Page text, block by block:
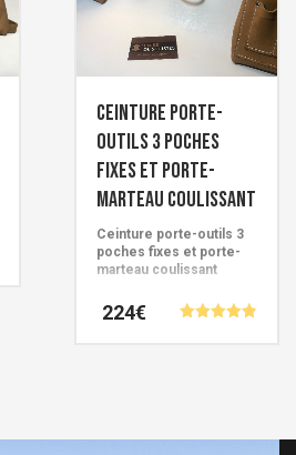
peuvent
être
choisies
produit
Ceinture porte-
outils 3 poches
fixes et Porte-
marteau coulissant
Ceinture porte-outils 3
poches fixes et porte-
marteau coulissant
Création française signée
Cuirs de Schistes.
224€
plusieurs